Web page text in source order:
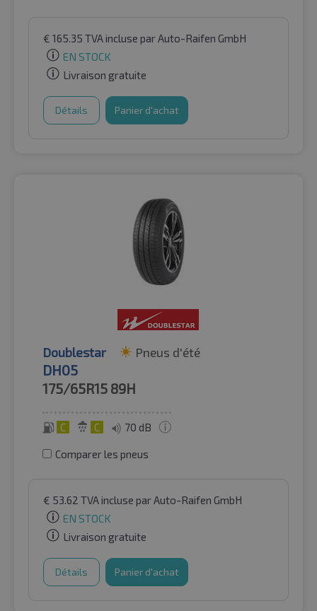
€ 165.35 TVA incluse par Auto-Raifen GmbH
EN STOCK
Livraison gratuite
Détails Panier d'achat
Doublestar Pneus d'été
DH05
175/65R15 89H
C C 70 dB
Comparer les pneus
€ 53.62 TVA incluse par Auto-Raifen GmbH
EN STOCK
Livraison gratuite
Détails Panier d'achat